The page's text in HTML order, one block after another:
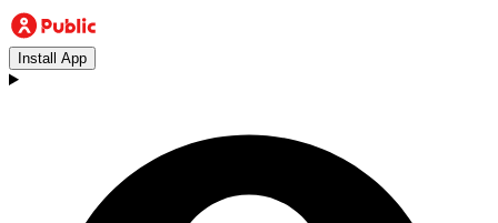
Install App